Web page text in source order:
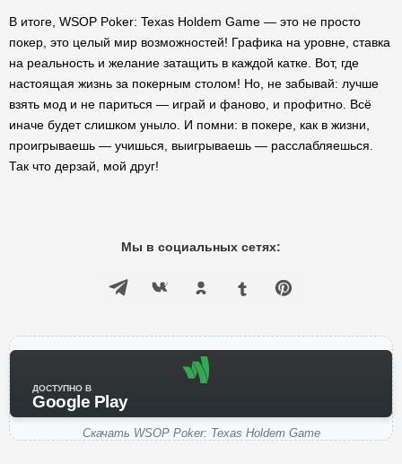
В итоге, WSOP Poker: Texas Holdem Game — это не просто
покер, это целый мир возможностей! Графика на уровне, ставка
на реальность и желание затащить в каждой катке. Вот, где
настоящая жизнь за покерным столом! Но, не забывай: лучше
взять мод и не париться — играй и фаново, и профитно. Всё
иначе будет слишком уныло. И помни: в покере, как в жизни,
проигрываешь — учишься, выигрываешь — расслабляешься.
Так что дерзай, мой друг!
Мы в социальных сетях:
ДОСТУПНО В
Google Play
Скачать WSOP Poker: Texas Holdem Game